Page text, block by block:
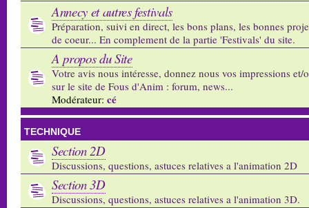
Annecy et autres festivals
Préparation, suivi en direct, les bons plans, les bonnes
de coeur... En complement de la partie 'Festivals' du site.
A propos du Site
Votre avis nous intéresse, donnez nous vos impressions et/
sur le site de Fous d'Anim : forum, news...
Modérateur: cé
TECHNIQUE
Section 2D
Discussions, questions, astuces relatives a l'animation 2D
Section 3D
Discussions, questions, astuces relatives a l'animation 3D.